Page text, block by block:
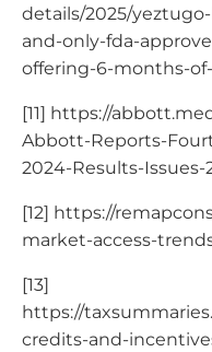
details/2025/
and-only-fda-
offering-6-months-
[11] https://
Abbott-Reports-
2024-Results-
[12] https://
market-access-
[13]
https://
credits-and-